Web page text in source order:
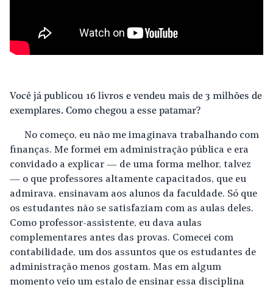
Você já publicou 16 livros e vendeu mais de 3 milhões de
exemplares. Como chegou a esse patamar?
No começo, eu não me imaginava trabalhando com
finanças. Me formei em administração pública e era
convidado a explicar — de uma forma melhor, talvez
— o que professores altamente capacitados, que eu
admirava, ensinavam aos alunos da faculdade. Só que
os estudantes não se satisfaziam com as aulas deles.
Como professor-assistente, eu dava aulas
complementares antes das provas. Comecei com
contabilidade, um dos assuntos que os estudantes de
administração menos gostam. Mas em algum
momento veio um estalo de ensinar essa disciplina